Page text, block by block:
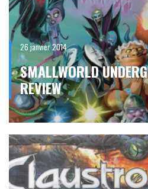
26 janvier 2014
SMALLWORLD
REVIEW